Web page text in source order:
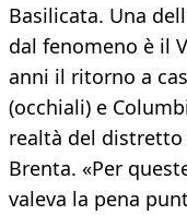
Basilicata. Una
dal fenomeno è il
anni il ritorno a
(occhiali) e
realtà del
Brenta. «Per
valeva la pena